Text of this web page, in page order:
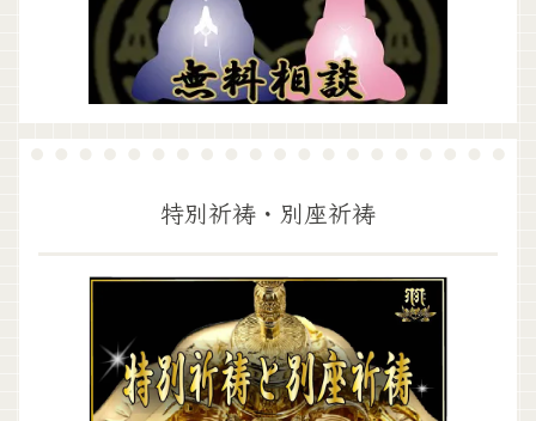
特別祈祷・別座祈祷